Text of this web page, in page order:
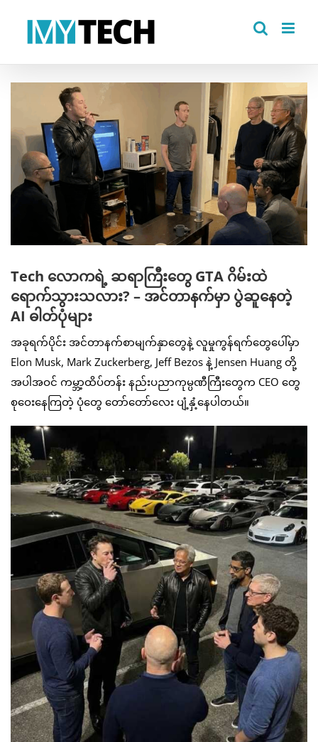
Image
Tech လောကရဲ့ ဆရာကြီးတွေ GTA ဂိမ်းထဲ
ရောက်သွားသလား? – အင်တာနက်မှာ ပွဲဆူနေတဲ့
AI ဓါတ်ပုံများ
အခုရက်ပိုင်း အင်တာနက်စာမျက်နှာတွေနဲ့ လူမှုကွန်ရက်တွေပေါ်မှာ
Elon Musk, Mark Zuckerberg, Jeff Bezos နဲ့ Jensen Huang တို့
အပါအဝင် ကမ္ဘာ့ထိပ်တန်း နည်းပညာကုမ္ပဏီကြီးတွေက CEO တွေ
စုဝေးနေကြတဲ့ ပုံတွေ တော်တော်လေး ပျံ့နှံ့နေပါတယ်။